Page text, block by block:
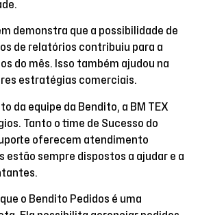
demonstra que a possibilidade de
de relatórios contribuiu para a
do mês. Isso também ajudou na
estratégias comerciais.
da equipe da Bendito, a BM TEX
Tanto o time de Sucesso do
oferecem atendimento
estão sempre dispostos a ajudar e a
o Bendito Pedidos é uma